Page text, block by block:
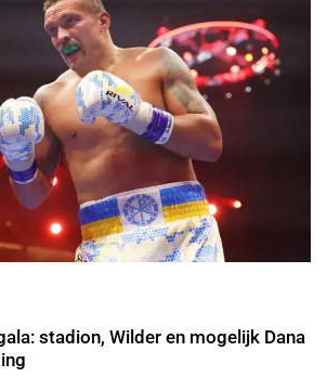
stadion, Wilder en mogelijk Dana